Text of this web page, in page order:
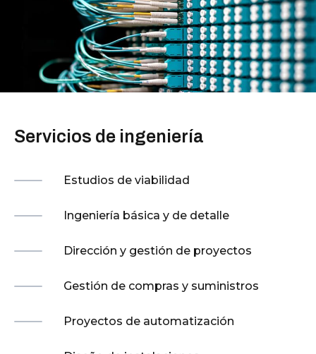
Servicios de ingeniería
Estudios de viabilidad
Ingeniería básica y de detalle
Dirección y gestión de proyectos
Gestión de compras y suministros
Proyectos de automatización